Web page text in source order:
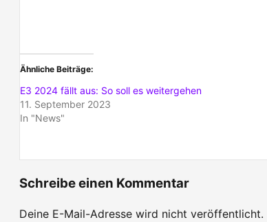
Ähnliche Beiträge
E3 2024 fällt aus: So soll es weitergehen
11. September 2023
In "News"
Schreibe einen Kommentar
Deine E-Mail-Adresse wird nicht veröffentlicht.